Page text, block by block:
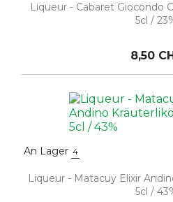
Liqueur - Cabaret Giocondo
5cl /
8,50
An Lager 4
Liqueur - Matacuy Elixir
5cl /